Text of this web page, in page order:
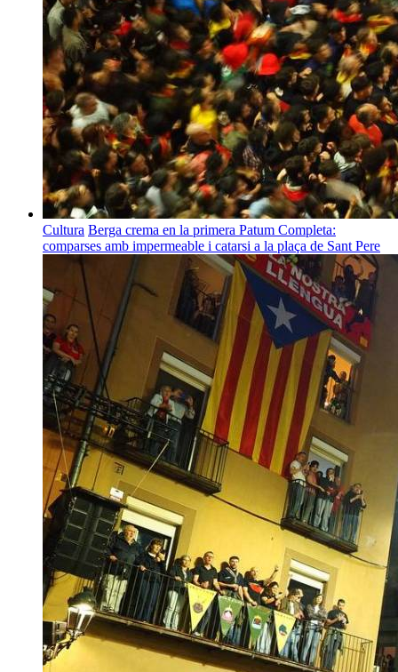
Cultura Berga crema en la primera Patum Completa:
comparses amb impermeable i catarsi a la plaça de Sant Pere